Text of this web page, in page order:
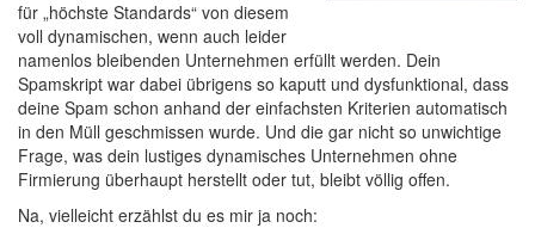
für „höchste Standards“ von diesem
voll dynamischen, wenn auch leider
namenlos bleibenden Unternehmen erfüllt werden. Dein
Spamskript war dabei übrigens so kaputt und dysfunktional, dass
deine Spam schon anhand der einfachsten Kriterien automatisch
in den Müll geschmissen wurde. Und die gar nicht so unwichtige
Frage, was dein lustiges dynamisches Unternehmen ohne
Firmierung überhaupt herstellt oder tut, bleibt völlig offen.
Na, vielleicht erzählst du es mir ja noch: